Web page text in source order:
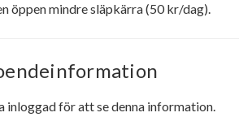
öppen mindre släpkärra (50 kr/dag).
inloggad för att se denna information.